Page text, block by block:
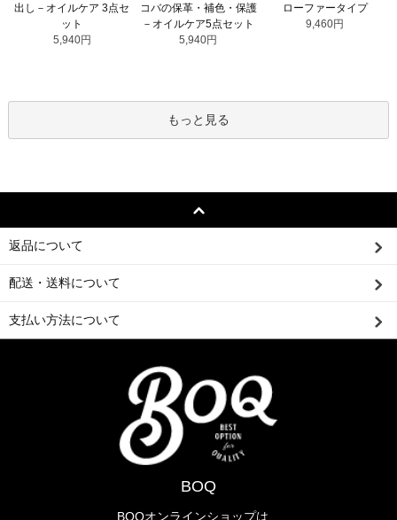
出し－オイルケア 3点セ
ット
5,940円
コバの保革・補色・保護
－オイルケア5点セット
5,940円
ローファータイプ
9,460円
もっと見る
返品について
配送・送料について
支払い方法について
BOQ
BOQオンラインショップは、